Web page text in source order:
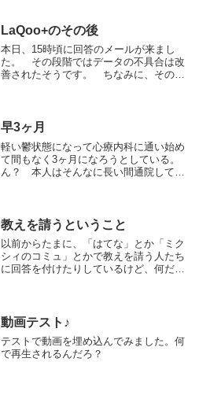
LaQoo+のその後
本日、15時頃に回答のメールが来まし
た。 その段階ではデータの不具合は改
善されたそうです。 ちなみに、そのメ
め、＞一部銘柄の情報...
早3ヶ月
軽い鬱状態になって心療内科に通い始め
て間もなく3ヶ月になろうとしている。
ん？ 本人はそんなに長い間通院してい
異変を感じていた...
教えを請うということ
以前からたまに、「はてな」とか「ミク
シィのコミュ」とかで教えを請う人たち
に回答を付けたりしているけど、何だか
答を付けたら、「実は条件...
動画テスト♪
テストで動画を埋め込んでみました。何
で再生されるんだろ？